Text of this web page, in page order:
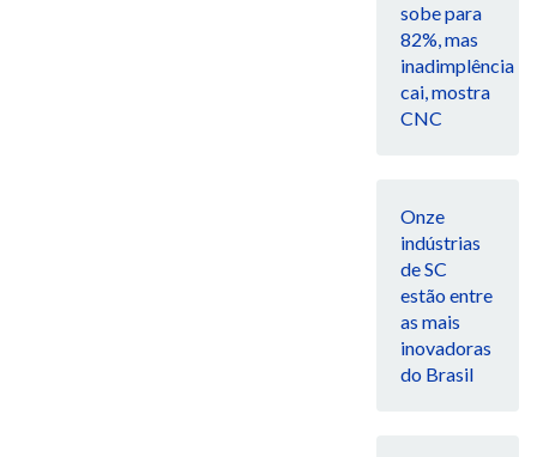
sobe para
82%, mas
inadimplência
cai, mostra
CNC
Onze
indústrias
de SC
estão entre
as mais
inovadoras
do Brasil